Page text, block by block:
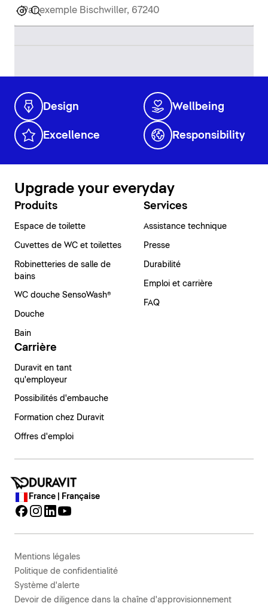
Design Wellbeing
Excellence Responsibility
Upgrade your everyday
Produits
Espace de toilette
Cuvettes de WC et toilettes
Robinetteries de salle de
bains
WC douche SensoWash®
Douche
Bain
Services
Assistance technique
Presse
Durabilité
Emploi et carrière
FAQ
Carrière
Duravit en tant
qu'employeur
Possibilités d'embauche
Formation chez Duravit
Offres d'emploi
France | Française
Mentions légales
Politique de confidentialité
Système d'alerte
Devoir de diligence dans la chaîne d'approvisionnement